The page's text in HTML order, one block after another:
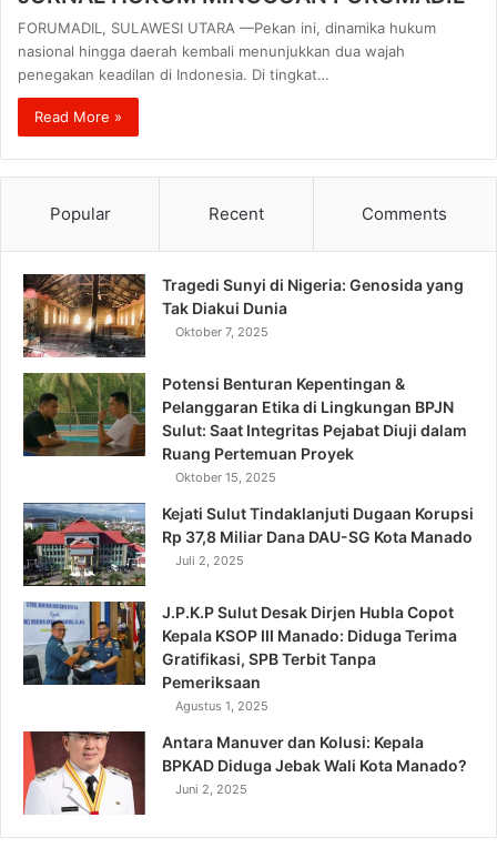
FORUMADIL, SULAWESI UTARA —Pekan ini, dinamika hukum
nasional hingga daerah kembali menunjukkan dua wajah
penegakan keadilan di Indonesia. Di tingkat…
Read More »
Popular Recent Comments
Tragedi Sunyi di Nigeria: Genosida yang
Tak Diakui Dunia
Oktober 7, 2025
Potensi Benturan Kepentingan &
Pelanggaran Etika di Lingkungan BPJN
Sulut: Saat Integritas Pejabat Diuji dalam
Ruang Pertemuan Proyek
Oktober 15, 2025
Kejati Sulut Tindaklanjuti Dugaan Korupsi
Rp 37,8 Miliar Dana DAU-SG Kota Manado
Juli 2, 2025
J.P.K.P Sulut Desak Dirjen Hubla Copot
Kepala KSOP III Manado: Diduga Terima
Gratifikasi, SPB Terbit Tanpa
Pemeriksaan
Agustus 1, 2025
Antara Manuver dan Kolusi: Kepala
BPKAD Diduga Jebak Wali Kota Manado?
Juni 2, 2025